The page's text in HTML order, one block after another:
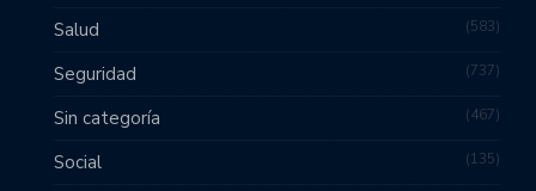
Salud 583
Seguridad 737
Sin categoría 467
Social 135